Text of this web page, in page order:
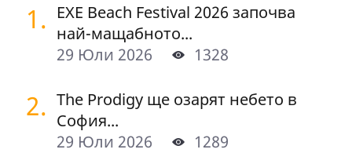
1. EXE Beach Festival 2026 започва
най-мащабното...
29 Юли 2026
1328
2. The Prodigy ще озарят небето в
София...
29 Юли 2026
1289